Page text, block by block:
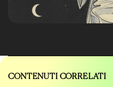
CONTENUTI CORRELATI